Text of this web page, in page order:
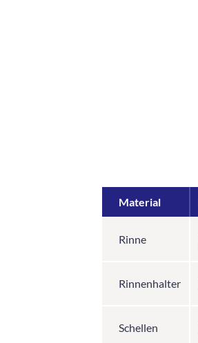
Material
Rinne
Rinnenhalter
Schellen